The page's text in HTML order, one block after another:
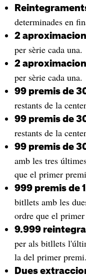
determinades en
2
per sèrie cada una.
2
per sèrie cada una.
99 premis de
restants de la
99 premis de
restants de la
99 premis de
amb les tres
que el primer
999 premis de
bitllets amb les
ordre que el
9.999
per als bitllets
la del primer premi.
Dues